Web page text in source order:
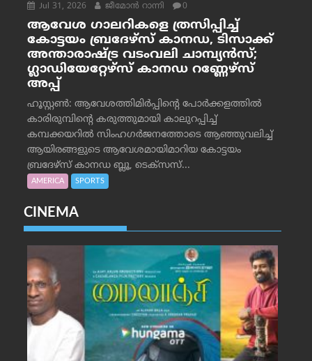
Jul 31, 2026 ജീമോന്‍ റാന്നി 0
ആവേശ ഗാലറികളെ ത്രസിപ്പിച്ച്
കോട്ടയം ബ്രദേഴ്‌സ് കാനഡ, ടിസാക്ക്
അന്താരാഷ്ട്ര വടംവലി ചാമ്പ്യന്‍സ്;
ഗ്ലാഡിയേറ്റേഴ്‌സ് കാനഡ റണ്ണേഴ്‌സ്
അപ്പ്
ഹൂസ്റ്റണ്‍: ആവേശത്തിമിര്‍പ്പിന്റെ പോര്‍ക്കളത്തില്‍
കാരിരുമ്പിന്റെ കരുത്തുമായി കാലുറപ്പിച്ച്
കമ്പക്കയറില്‍ സിംഹഗര്‍ജനത്തോടെ ആഞ്ഞുവലിച്ച്
ആയിരങ്ങളുടെ ആവേശമായിമാറിയ കോട്ടയം
ബ്രദേഴ്‌സ് കാനഡ ബ്ലൂ, ടെക്‌സസ്...
AMERICA SPORTS
CINEMA